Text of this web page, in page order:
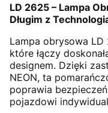
LD 2625 – Lampa
Długim z
Lampa obrysowa
które łączy
designem. Dzięki
NEON, ta
poprawia
pojazdowi